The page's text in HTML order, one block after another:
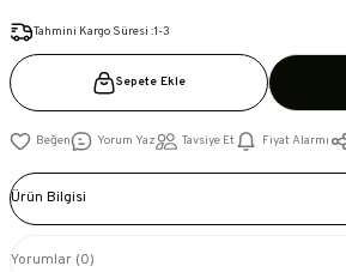
Tahmini Kargo Süresi :1-3
Sepete Ekle
Yorum Yaz Tavsiye Et Fiyat Alarmı
Ürün Bilgisi
Yorumlar (0)